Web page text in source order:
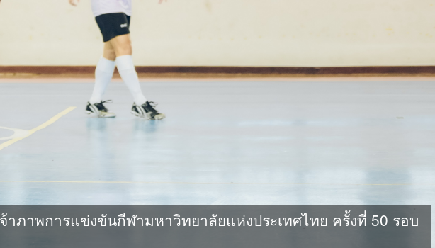
ภาพการแข่งขันกีฬามหาวิทยาลัยแห่งประเทศไทย ครั้งที่ 50 รอบ